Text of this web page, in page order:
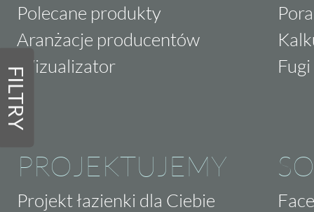
FILTRY
Polecane produkty
Aranżacje producentów
Wizualizator
PROJEKTUJEMY
Projekt łazienki dla Ciebie